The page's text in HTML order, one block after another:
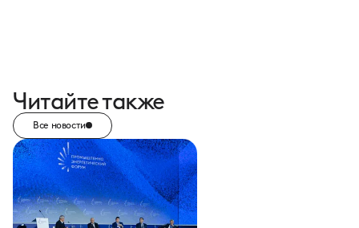
Читайте также
Все новости